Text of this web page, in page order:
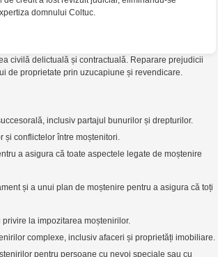
domnului Coltuc.
civilă delictuală și contractuală. Reparare prejudicii
de proprietate prin uzucapiune și revendicare.
inclusiv partajul bunurilor și drepturilor.
conflictelor între moștenitori.
a asigura că toate aspectele legate de moștenire
și a unui plan de moștenire pentru a asigura că toți
la impozitarea moștenirilor.
complexe, inclusiv afaceri și proprietăți imobiliare.
pentru persoane cu nevoi speciale sau cu